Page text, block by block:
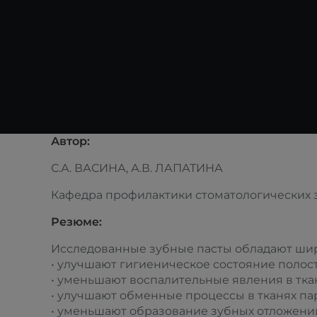
Автор:
С.А. ВАСИНА, А.В. ЛАПАТИНА
Кафедра профилактики
Резюме:
Исследованные зубные пасты обладают
• улучшают гигиеническое состояние
• уменьшают воспалительные явления в
• улучшают обменные процессы в тканях
• уменьшают образование зубных